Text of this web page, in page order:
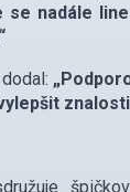
nadále